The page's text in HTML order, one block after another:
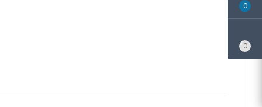
0
0